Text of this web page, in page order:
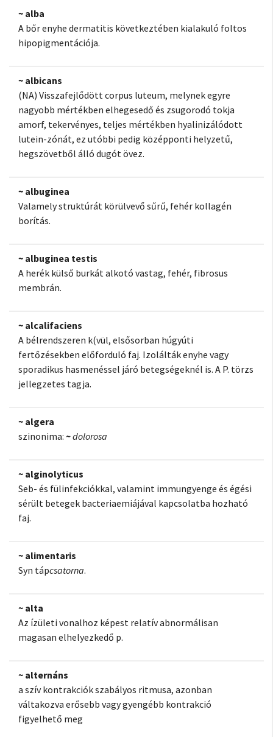
~ alba
A bőr enyhe dermatitis következtében kialakuló foltos
hipopigmentációja.
~ albicans
(NA) Visszafejlődött corpus luteum, melynek egyre
nagyobb mértékben elhegesedő és zsugorodó tokja
amorf, tekervényes, teljes mértékben hyalinizálódott
lutein-zónát, ez utóbbi pedig középponti helyzetű,
hegszövetből álló dugót övez.
~ albuginea
Valamely struktúrát körülvevő sűrű, fehér kollagén
borítás.
~ albuginea testis
A herék külső burkát alkotó vastag, fehér, fibrosus
membrán.
~ alcalifaciens
A bélrendszeren k(vül, elsősorban húgyúti
fertőzésekben előforduló faj. Izolálták enyhe vagy
sporadikus hasmenéssel járó betegségeknél is. A P. törzs
jellegzetes tagja.
~ algera
szinonima: ~dolorosa
~ alginolyticus
Seb- és fülinfekciókkal, valamint immungyenge és égési
sérült betegek bacteriaemiájával kapcsolatba hozható
faj.
~ alimentaris
Syn tápcsatorna.
~ alta
Az ízületi vonalhoz képest relatív abnormálisan
magasan elhelyezkedő p.
~ alternáns
a szív kontrakciók szabályos ritmusa, azonban
váltakozva erősebb vagy gyengébb kontrakció
figyelhető meg